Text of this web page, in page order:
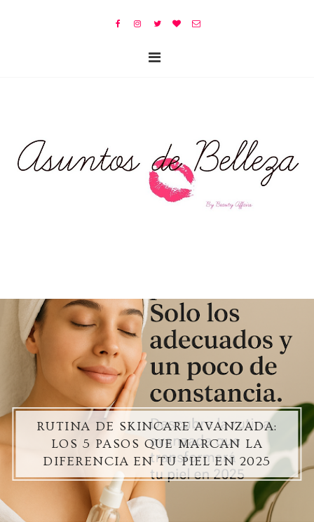
RUTINA DE SKINCARE AVANZADA:
LOS 5 PASOS QUE MARCAN LA
DIFERENCIA EN TU PIEL EN 2025